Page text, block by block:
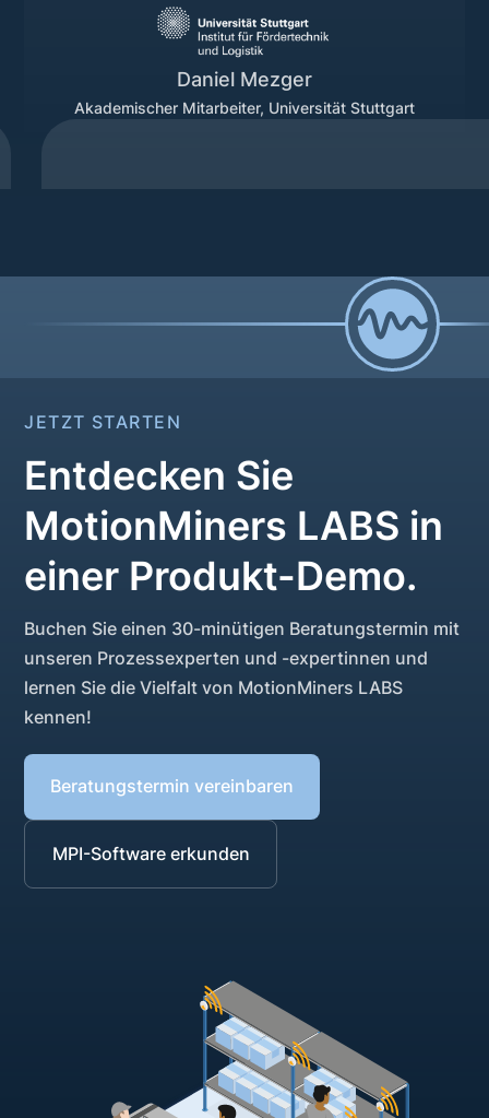
Daniel Mezger
Akademischer Mitarbeiter, Universität Stuttgart
JETZT STARTEN
Entdecken Sie
MotionMiners LABS in
einer Produkt-Demo.
Buchen Sie einen 30-minütigen Beratungstermin mit
unseren Prozessexperten und -expertinnen und
lernen Sie die Vielfalt von MotionMiners LABS
kennen!
Beratungstermin vereinbaren
MPI-Software erkunden